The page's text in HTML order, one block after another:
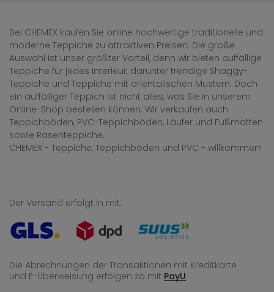
Bei CHEMEX kaufen Sie online hochwertige traditionelle und
moderne Teppiche zu attraktiven Preisen. Die große
Auswahl ist unser größter Vorteil, denn wir bieten auffällige
Teppiche für jedes Interieur, darunter trendige Shaggy-
Teppiche und Teppiche mit orientalischen Mustern. Doch
ein auffälliger Teppich ist nicht alles, was Sie in unserem
Online-Shop bestellen können. Wir verkaufen auch
Teppichböden, PVC-Teppichböden, Läufer und Fußmatten
sowie Rasenteppiche.
CHEMEX - Teppiche, Teppichböden und PVC - willkommen!
Der Versand erfolgt in mit:
Die Abrechnungen der Transaktionen mit Kreditkarte
und E-Überweisung erfolgen za mit PayU